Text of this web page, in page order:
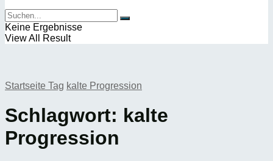
Keine Ergebnisse
View All Result
Startseite Tag kalte Progression
Schlagwort: kalte
Progression